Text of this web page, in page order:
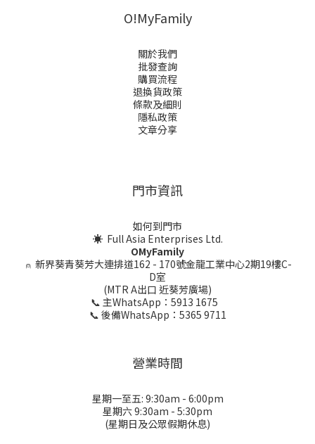
O!MyFamily
關於我們
批發查詢
購買流程
退換貨政策
條款及細則
隱私政策
文章分享
門市資訊
如何到門市
☀ Full Asia Enterprises Ltd.
OMyFamily
⍝ 新界葵青葵芳大連排道162 - 170號金龍工業中心2期19樓C-
D室
(MTR A出口 近葵芳廣場)
📞 主WhatsApp：5913 1675
📞 後備WhatsApp：5365 9711
營業時間
星期一至五: 9:30am - 6:00pm
星期六 9:30am - 5:30pm
(星期日及公眾假期休息)